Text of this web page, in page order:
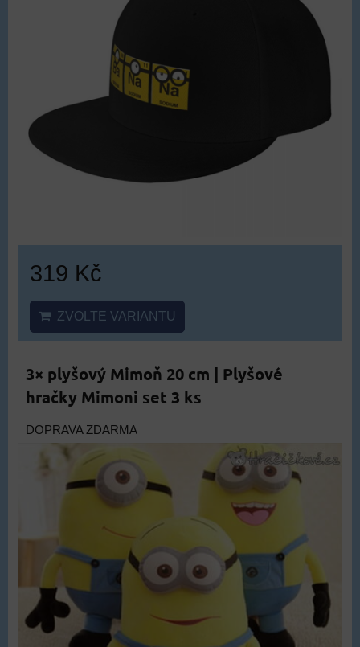
319 Kč
ZVOLTE VARIANTU
3× plyšový Mimoň 20 cm | Plyšové
hračky Mimoni set 3 ks
DOPRAVA ZDARMA